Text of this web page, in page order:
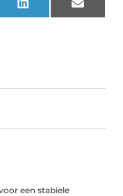
LinkedIn Email
een stabiele